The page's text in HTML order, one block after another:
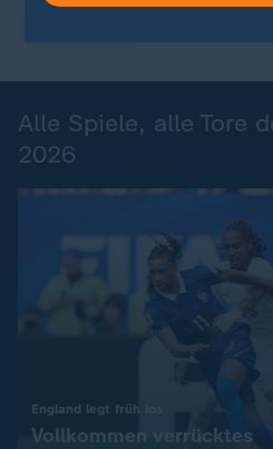
Alle Spiele, alle Tore
2026
England legt früh los
Vollkommen verrücktes